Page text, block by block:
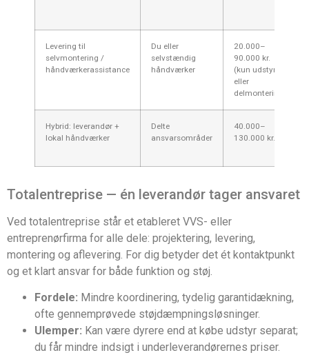
Levering til
selvmontering /
håndværkerassistance
Du eller
selvstændig
håndværker
20.000–
90.000 kr.
(kun udstyr
eller
delmontering)
Hybrid: leverandør +
lokal håndværker
Delte
ansvarsområder
40.000–
130.000 kr.
Totalentreprise — én leverandør tager ansvaret
Ved totalentreprise står et etableret VVS- eller
entreprenørfirma for alle dele: projektering, levering,
montering og aflevering. For dig betyder det ét kontaktpunkt
og et klart ansvar for både funktion og støj.
Fordele: Mindre koordinering, tydelig garantidækning,
ofte gennemprøvede støjdæmpningsløsninger.
Ulemper: Kan være dyrere end at købe udstyr separat;
du får mindre indsigt i underleverandørernes priser.